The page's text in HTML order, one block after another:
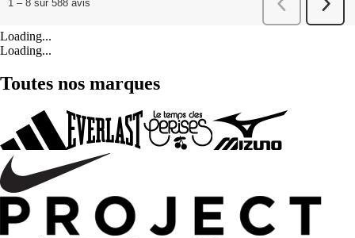
Loading...
Loading...
Toutes nos marques